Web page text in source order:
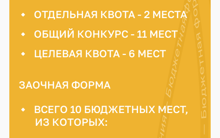
ОТДЕЛЬНАЯ КВОТА - 2 МЕСТА
ОБЩИЙ КОНКУРС - 11 МЕСТ
ЦЕЛЕВАЯ КВОТА - 6 МЕСТ
ЗАОЧНАЯ ФОРМА
ВСЕГО 10 БЮДЖЕТНЫХ МЕСТ,
ИЗ КОТОРЫХ: